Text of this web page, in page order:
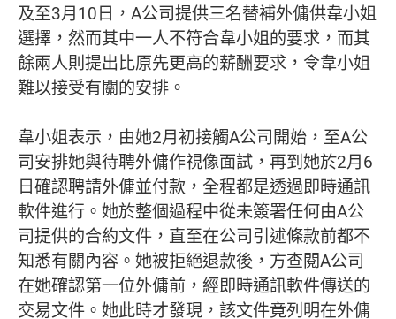
及至3月10日，A公司提供三名替補外傭供韋小姐
選擇，然而其中一人不符合韋小姐的要求，而其
餘兩人則提出比原先更高的薪酬要求，令韋小姐
難以接受有關的安排。
韋小姐表示，由她2月初接觸A公司開始，至A公
司安排她與待聘外傭作視像面試，再到她於2月6
日確認聘請外傭並付款，全程都是透過即時通訊
軟件進行。她於整個過程中從未簽署任何由A公
司提供的合約文件，直至在公司引述條款前都不
知悉有關內容。她被拒絕退款後，方查閱A公司
在她確認第一位外傭前，經即時通訊軟件傳送的
交易文件。她此時才發現，該文件竟列明在外傭